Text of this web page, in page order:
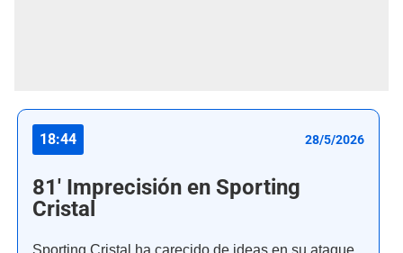
18:44 28/5/2026
81' Imprecisión en Sporting
Cristal